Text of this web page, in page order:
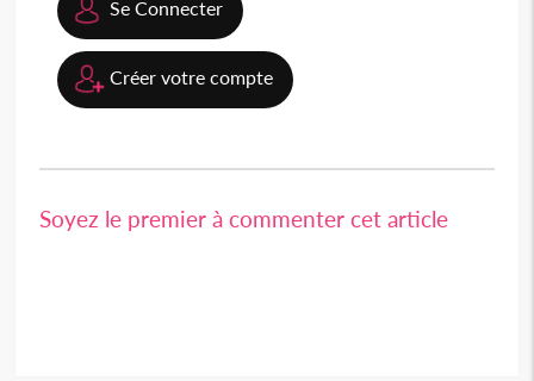
Se Connecter
Créer votre compte
Soyez le premier à commenter cet article